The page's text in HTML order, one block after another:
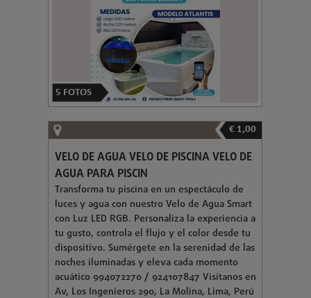
5 FOTOS
€ 1,00
VELO DE AGUA VELO DE PISCINA VELO DE
AGUA PARA PISCIN
Transforma tu piscina en un espectáculo de
luces y agua con nuestro Velo de Agua Smart
con Luz LED RGB. Personaliza la experiencia a
tu gusto, controla el flujo y el color desde tu
dispositivo. Sumérgete en la serenidad de las
noches iluminadas y eleva cada momento
acuático 994072270 / 924107847 Visítanos en
Av, Los Ingenieros 290, La Molina, Lima, Perú